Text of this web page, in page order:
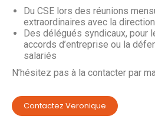
Du CSE lors des réunions
extraordinaires avec la direction.
Des délégués syndicaux, pour
accords d’entreprise ou la
salariés
N’hésitez pas à la contacter par
Contactez Veronique